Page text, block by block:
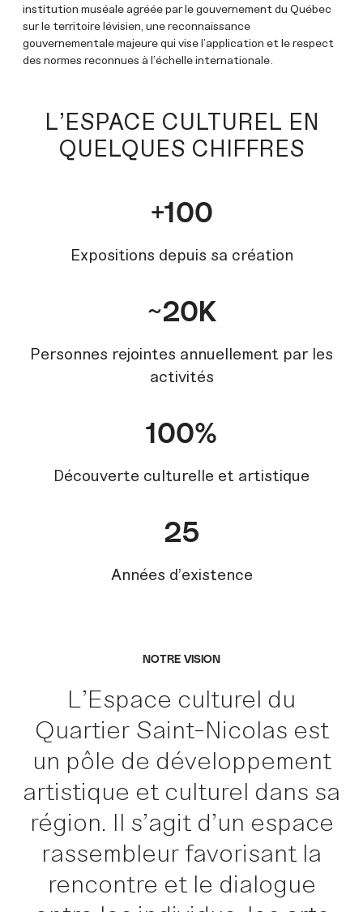
institution muséale agréée par le gouvernement du Québec
sur le territoire lévisien, une reconnaissance
gouvernementale majeure qui vise l’application et le respect
des normes reconnues à l’échelle internationale.
L’ESPACE CULTUREL EN
QUELQUES CHIFFRES
+100
Expositions depuis sa création
~20K
Personnes rejointes annuellement par les
activités
100%
Découverte culturelle et artistique
25
Années d’existence
NOTRE VISION
L’Espace culturel du
Quartier Saint-Nicolas est
un pôle de développement
artistique et culturel dans sa
région. Il s’agit d’un espace
rassembleur favorisant la
rencontre et le dialogue